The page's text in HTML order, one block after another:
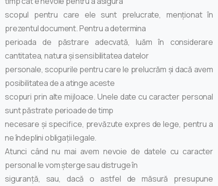
scopul pentru care ele sunt prelucrate, menționat în
prezentul document. Pentru a determina
perioada de păstrare adecvată, luăm în considerare
cantitatea, natura și sensibilitatea datelor
personale, scopurile pentru care le prelucrăm și dacă avem
posibilitatea de a atinge aceste
scopuri prin alte mijloace. Unele date cu caracter personal
sunt păstrate perioade de timp
necesare și specifice, prevăzute expres de lege, pentru a
ne îndeplini obligații legale.
Atunci când nu mai avem nevoie de datele cu caracter
personal le vom șterge sau distruge în
siguranță, sau, dacă o astfel de măsură presupune